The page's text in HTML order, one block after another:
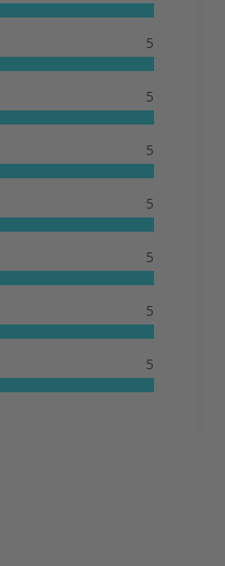
5
5
5
5
5
5
5